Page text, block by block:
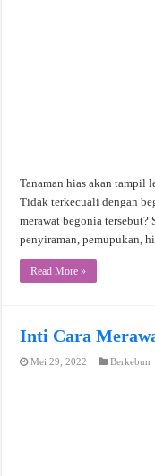
Tanaman hias akan tampil
Tidak terkecuali dengan
merawat begonia tersebut?
penyiraman, pemupukan,
Read More »
Inti Cara
Mei 29, 2022 Berkebun